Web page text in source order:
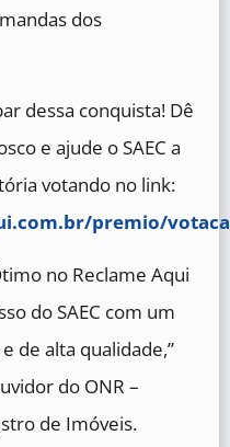
dos
dessa conquista! Dê
e ajude o SAEC a
votando no link:
premio/
no Reclame Aqui
do SAEC com um
de alta qualidade,”
do ONR –
de Imóveis.